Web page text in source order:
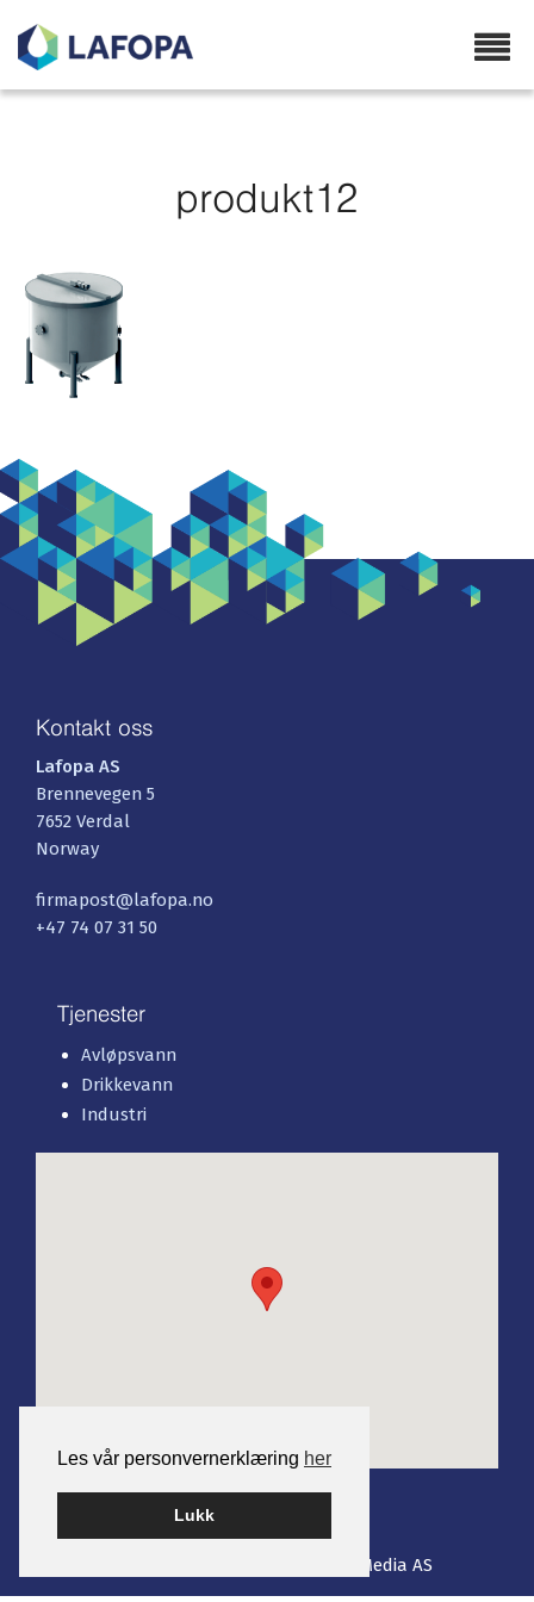
Les vår personvernerklæring her
Lukk
Lafopa.no
produkt12
Kontakt oss
Lafopa AS
Brennevegen 5
7652 Verdal
Norway
firmapost@lafopa.no
+47 74 07 31 50
Tjenester
Avløpsvann
Drikkevann
Industri
Smart Media AS